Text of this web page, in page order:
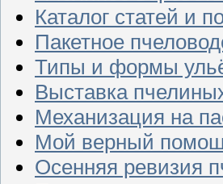
Каталог статей и
Пакетное
Типы и формы
Выставка
Механизация на
Мой верный
Осенняя ревизия